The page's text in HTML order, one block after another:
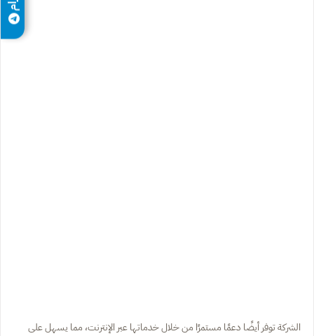
الشركة توفر أيضًا دعمًا مستمرًا من خلال خدماتها عبر الإنترنت، مما يسهل على